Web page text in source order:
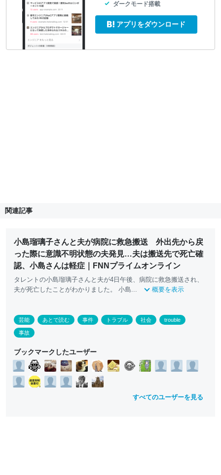
ダークモード搭載
アプリをダウンロード
関連記事
小島瑠璃子さんと夫が病院に救急搬送 外出先から戻
った際に意識不明状態の夫発見…夫は搬送先で死亡確
認、小島さんは軽症｜FNNプライムオンライン
タレントの小島瑠璃子さんと夫が4日午後、病院に救急搬送され、
夫が死亡したことがわかりました。 小島...
概要を表示
芸能 あとで読む 事件 トラブル 社会 trouble
事故
ブックマークしたユーザー
すべてのユーザーを見る